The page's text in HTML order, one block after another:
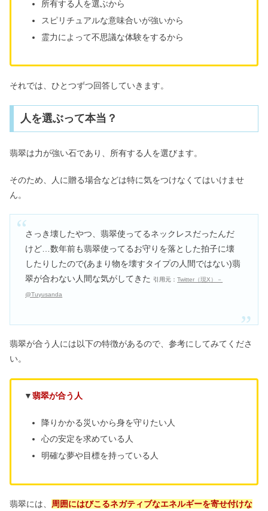
盛り塩は危ない&やめたほうがいい？
作り方や効果がすごい体験談
亡くなった人は見てる？夢で会いにき
ピリチュアル効果&太るの噂
所有する人を選ぶから
スピリチュアルな意味合いが強いから
霊力によって不思議な体験をするから
それでは、ひとつずつ回答していきます。
人を選ぶって本当？
翡翠は力が強い石であり、所有する人を選びます。
そのため、人に贈る場合などは特に気をつけなくてはいけませ
ん。
さっき壊したやつ、翡翠使ってるネックレスだったんだ
けど…数年前も翡翠使ってるお守りを落とした拍子に壊
したりしたので(あまり物を壊すタイプの人間ではない)翡
翠が合わない人間な気がしてきた
引用元：Twitter（現X）－
@Tuyusanda
翡翠が合う人には以下の特徴があるので、参考にしてみてくださ
い。
▼翡翠が合う人
降りかかる災いから身を守りたい人
心の安定を求めている人
明確な夢や目標を持っている人
翡翠には、 周囲にはびこるネガティブなエネルギーを寄せ付けな